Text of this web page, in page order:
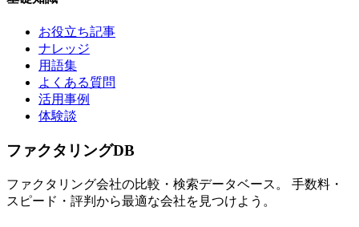
お役立ち記事
ナレッジ
用語集
よくある質問
活用事例
体験談
ファクタリングDB
ファクタリング会社の比較・検索データベース。 手数料・
スピード・評判から最適な会社を見つけよう。